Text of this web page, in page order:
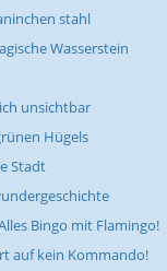
stahl
Wasserstein
unsichtbar
Hügels
Stadt
Bingo mit Flamingo!
auf kein Kommando!